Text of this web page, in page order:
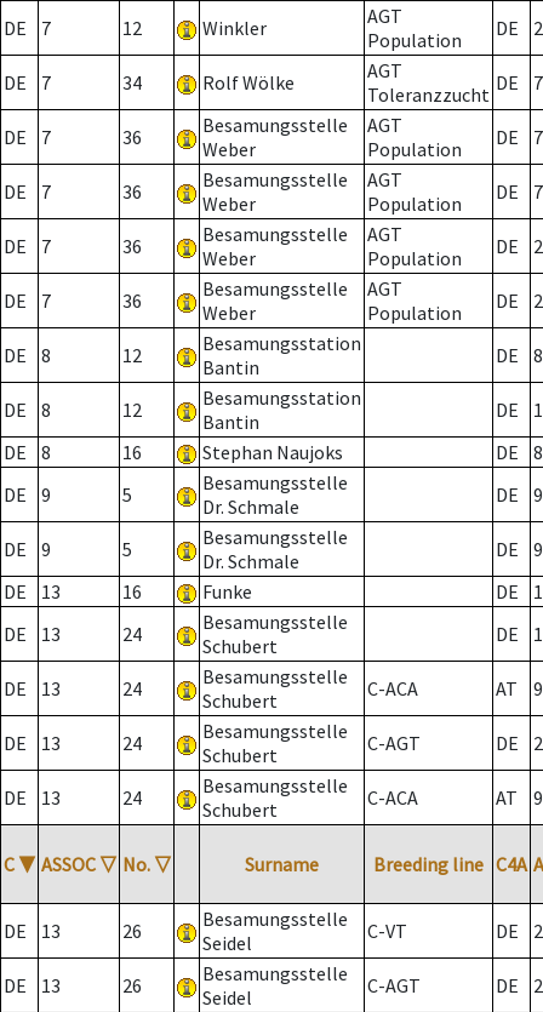
DE 7 12 Winkler
AGT
Population
DE 2
DE 7 34 Rolf Wölke
AGT
Toleranzzucht DE 7
DE 7 36
Besamungsstelle
Weber
AGT
Population
DE 7
DE 7 36
Besamungsstelle
Weber
AGT
Population
DE 7
DE 7 36
Besamungsstelle
Weber
AGT
Population
DE 2
DE 7 36
Besamungsstelle
Weber
AGT
Population
DE 2
DE 8 12
Besamungsstation
Bantin
DE 8
DE 8 12
Besamungsstation
Bantin
DE
DE
8 16 Stephan Naujoks DE
8
DE
9 5
Besamungsstelle
Dr. Schmale
DE 9
DE 9 5
Besamungsstelle
Dr. Schmale
DE
9
DE
13 16 Funke DE
DE
13 24
Besamungsstelle
Schubert
DE
DE 13 24
Besamungsstelle
Schubert
C-ACA AT
DE 13 24
Besamungsstelle
Schubert
C-AGT DE 2
DE 13 24
Besamungsstelle
Schubert
C-ACA AT
C ▼ ASSOC ▽ No. ▽ Surname Breeding line C4A
DE 13 26
Besamungsstelle
Seidel
C-VT DE 2
DE 13 26
Besamungsstelle
Seidel
C-AGT DE 2